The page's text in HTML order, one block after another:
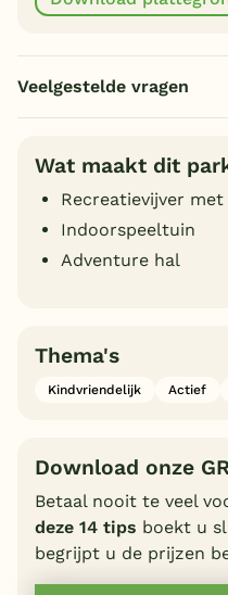
Veelgestelde vragen
Wat maakt dit
Recreatievijver
Indoorspeeltuin
Adventure hal
Thema's
Kindvriendelijk Actief
Download onze
Betaal nooit te veel
deze 14 tips boekt u
begrijpt u de prijzen